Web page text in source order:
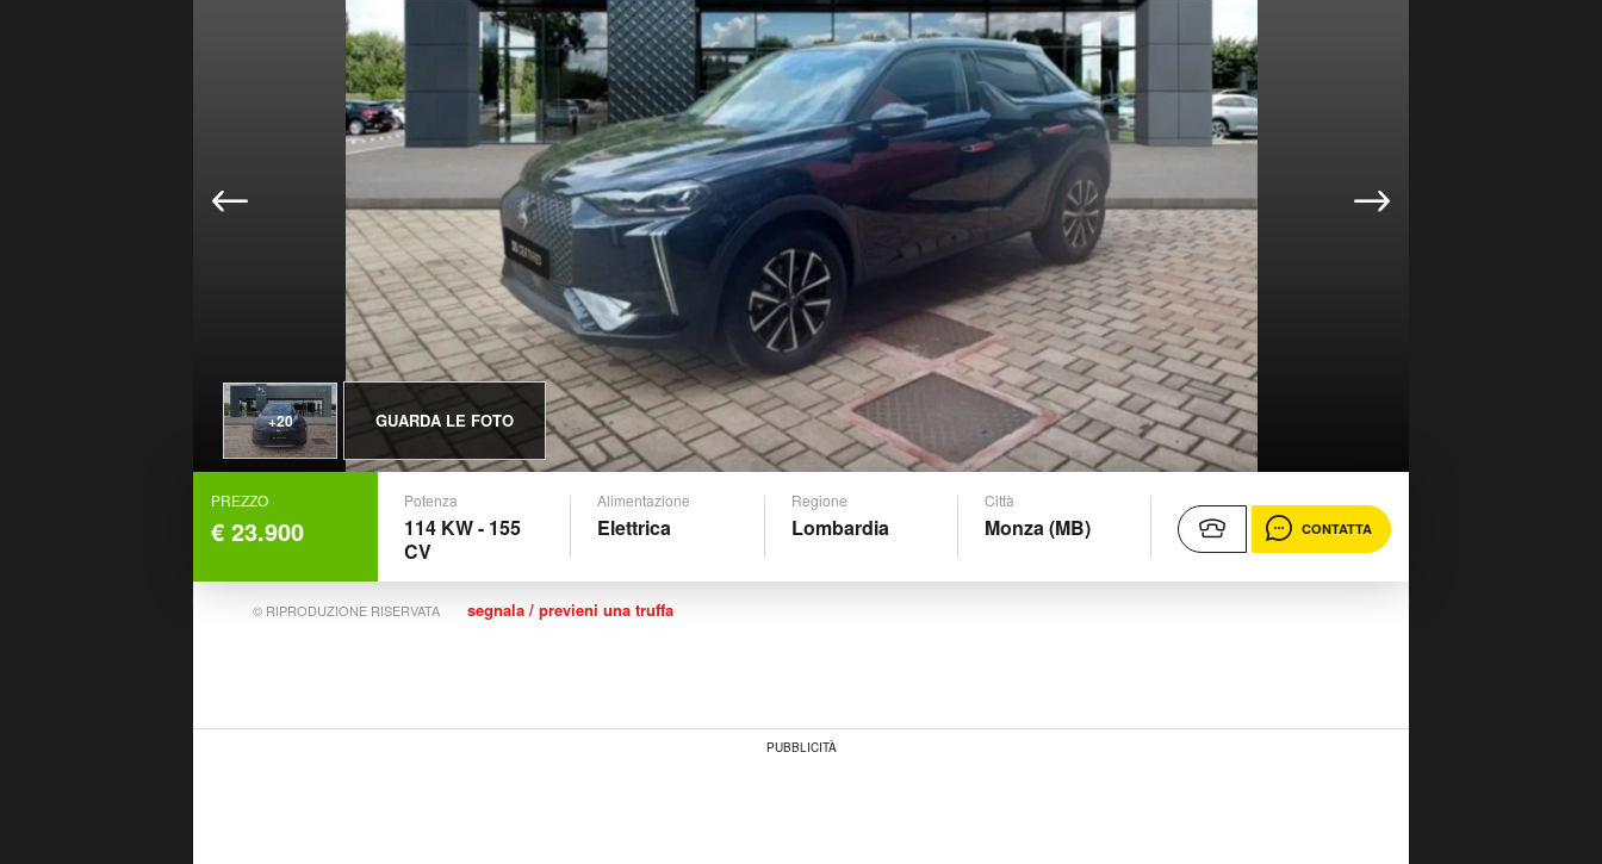
+20 GUARDA LE FOTO
PREZZO
€ 23.900
Potenza
114 KW - 155
CV
Alimentazione
Elettrica
Regione
Lombardia
Città
Monza (MB) CONTATTA
© RIPRODUZIONE RISERVATA segnala / previeni una truffa
PUBBLICITÀ